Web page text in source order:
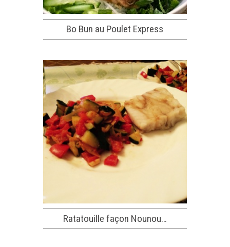
Bo Bun au Poulet Express
Ratatouille façon Nounou…